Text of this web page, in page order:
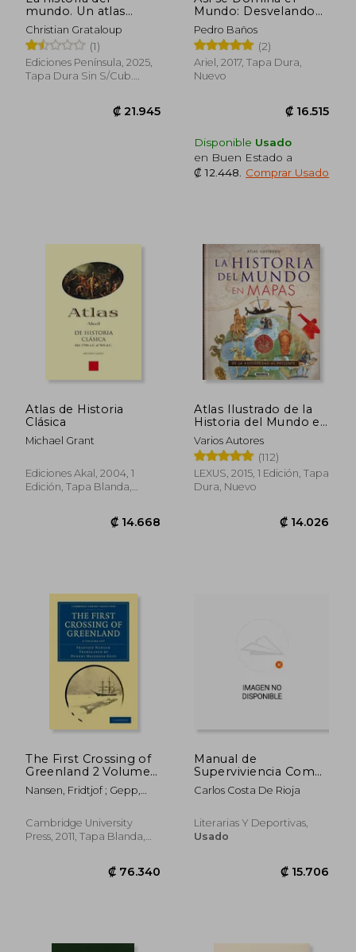
₡
mundo. Un atlas
(edición ampliada)
Christian Grataloup
(1)
Ediciones Península, 2025,
Tapa Dura Sin S/cub.
Mundo: Desvelando
las Claves del Poder
Mundial
Pedro Baños
(2)
Ariel, 2017, Tapa Dura,
Nuevo
Disponible Usado
en Buen Estado a
₡ 12.448
Comprar Usado
Atlas de Historia
Clásica
Michael Grant
Ediciones Akal, 2004, 1
Edición, Tapa Blanda,
Atlas Ilustrado de la
Historia del Mundo en
Mapas (tapa dura)
Varios Autores
(112)
LEXUS, 2015, 1 Edición, Tapa
Dura, Nuevo
The First Crossing of
Greenland 2 Volume
Set (en Inglés)
Nansen, Fridtjof ; Gepp,
Cambridge University
Press, 2011, Tapa Blanda,
Manual de
Superviviencia Como
Salvar su Vida en
Medios Hostiles
Carlos Costa De Rioja
Literarias Y Deportivas,
Usado